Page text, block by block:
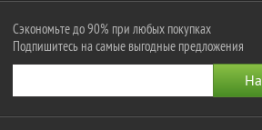
Сэкономьте до 90% при любых покупках
Подпишитесь на самые выгодные предложения